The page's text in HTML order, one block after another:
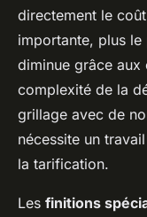
directement le
importante, plus
diminue grâce aux
complexité de la
grillage avec de
nécessite un
la tarification.
Les finitions